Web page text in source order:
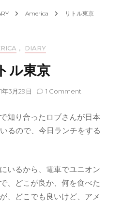
America リトル東京
, DIARY
ル東京
年3月29日 1 Comment
ル
東
知り合ったロブさんが日本
るので、今日ランチをする
いるから、電車でユニオン
、どこが良か、何を食べた
、どこでも良いけど、アメ